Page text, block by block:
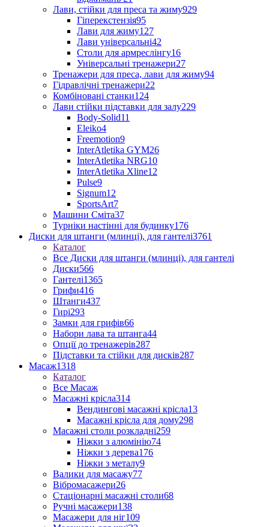
Лави, стійки для преса та жиму929
Гіперекстензія95
Лави для жиму127
Лави універсальні42
Столи для армреслінгу16
Універсальні тренажери27
Тренажери для преса, лави для жиму94
Гідравлічні тренажери22
Комбіновані станки124
Лави стійки підставки для залу229
Body-Solid11
Eleiko4
Freemotion9
InterAtletika GYM26
InterAtletika NRG10
InterAtletika Xline12
Pulse9
Signum12
SportsArt7
Машини Сміта37
Турніки настінні для будинку176
Диски для штанги (млинці), для гантелі3761
Каталог
Все Диски для штанги (млинці), для гантелі
Диски566
Гантелі1365
Грифи416
Штанги437
Гирі293
Замки для грифів66
Набори лава та штанга44
Опції до тренажерів287
Підставки та стійки для дисків287
Масаж1318
Каталог
Все Масаж
Масажні крісла314
Вендингові масажні крісла13
Масажні крісла для дому298
Масажні столи розкладні259
Ніжки з алюмінію74
Ніжки з дерева176
Ніжки з металу9
Валики для масажу77
Вібромасажери26
Стаціонарні масажні столи68
Ручні масажери138
Масажери для ніг109